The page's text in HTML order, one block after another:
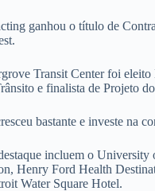
ganhou o título de
Transit Center foi
e finalista de Projeto
bastante e investe na
incluem o
Henry Ford Health
Water Square Hotel.